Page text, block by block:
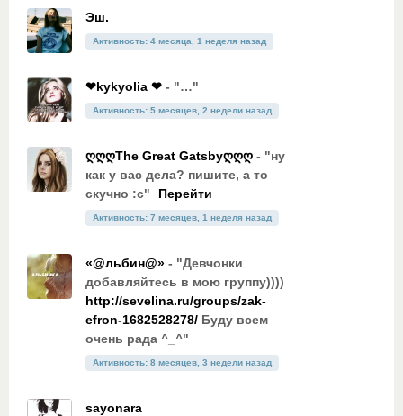
Эш.
Активность: 4 месяца, 1 неделя назад
❤kykyolia ❤ - "…"
Активность: 5 месяцев, 2 недели назад
ღღღThe Great Gatsbyღღღ - "ну
как у вас дела? пишите, а то
скучно :с"
Перейти
Активность: 7 месяцев, 1 неделя назад
«@льбин@» - "Девчонки
добавляйтесь в мою группу))))
http://sevelina.ru/groups/zak-
efron-1682528278/ Буду всем
очень рада ^_^"
Активность: 8 месяцев, 3 недели назад
sayonara